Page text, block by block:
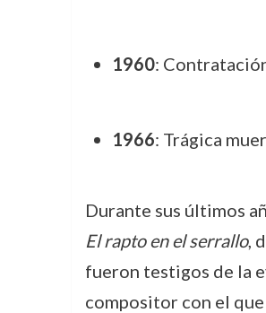
1960:
1966: Trágica
Durante sus últimos
El rapto en el serrallo,
fueron testigos de la
compositor con el